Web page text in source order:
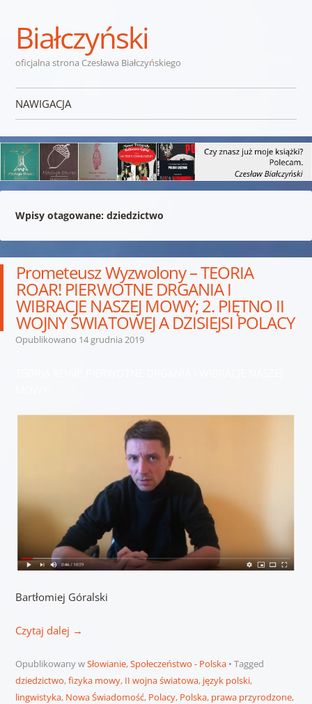
Białczyński
oficjalna strona Czesława Białczyńskiego
NAWIGACJA
Wpisy otagowane: dziedzictwo
Prometeusz Wyzwolony – TEORIA
ROAR! PIERWOTNE DRGANIA I
WIBRACJE NASZEJ MOWY; 2. PIĘTNO II
WOJNY ŚWIATOWEJ A DZISIEJSI POLACY
Opublikowano 14 grudnia 2019
Bartłomiej Góralski
Czytaj dalej →
Opublikowany wSłowianie,Społeczeństwo - Polska
Tagged
dziedzictwo,fizyka mowy, II wojna światowa, język polski,
lingwistyka, Nowa Świadomość, Polacy, Polska, prawa przyrodzone,